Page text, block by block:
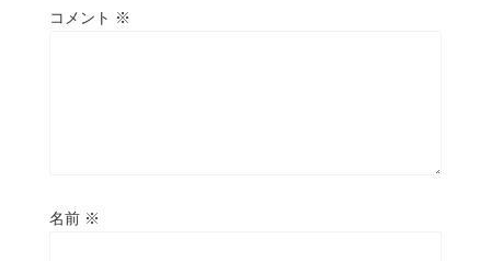
コメント ※
名前 ※